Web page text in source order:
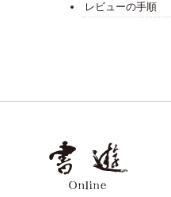
レビューの手順